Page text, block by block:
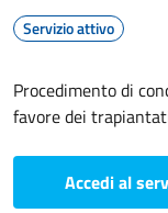
Servizio attivo
Procedimento di
favore dei
Accedi al